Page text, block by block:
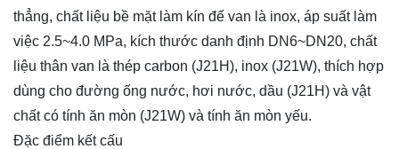
thẳng, chất liệu bề mặt làm kín đế van là inox, áp suất làm
việc 2.5~4.0 MPa, kích thước danh định DN6~DN20, chất
liệu thân van là thép carbon (J21H), inox (J21W), thích hợp
dùng cho đường ống nước, hơi nước, dầu (J21H) và vật
chất có tính ăn mòn (J21W) và tính ăn mòn yếu.
Đặc điểm kết cấu